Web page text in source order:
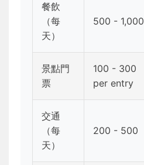
餐飲
（每
天）
500 - 1,000
景點門
票
100 - 300
per entry
交通
（每
天）
200 - 500